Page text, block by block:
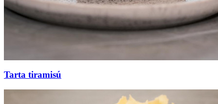
Tarta tiramisú